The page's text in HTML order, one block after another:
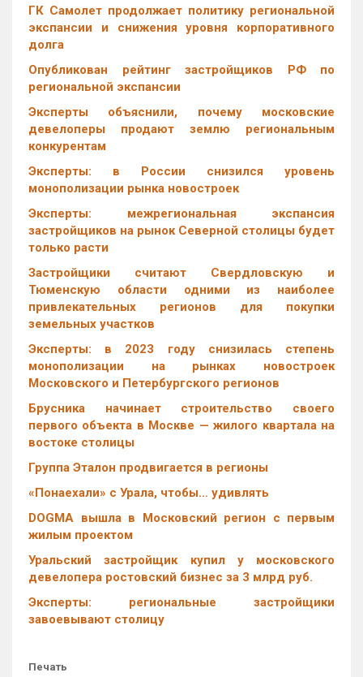
ГК Самолет продолжает политику региональной
экспансии и снижения уровня корпоративного
долга
Опубликован рейтинг застройщиков РФ по
региональной экспансии
Эксперты объяснили, почему московские
девелоперы продают землю региональным
конкурентам
Эксперты: в России снизился уровень
монополизации рынка новостроек
Эксперты: межрегиональная экспансия
застройщиков на рынок Северной столицы будет
только расти
Застройщики считают Свердловскую и
Тюменскую области одними из наиболее
привлекательных регионов для покупки
земельных участков
Эксперты: в 2023 году снизилась степень
монополизации на рынках новостроек
Московского и Петербургского регионов
Брусника начинает строительство своего
первого объекта в Москве — жилого квартала на
востоке столицы
Группа Эталон продвигается в регионы
«Понаехали» с Урала, чтобы… удивлять
DOGMA вышла в Московский регион с первым
жилым проектом
Уральский застройщик купил у московского
девелопера ростовский бизнес за 3 млрд руб.
Эксперты: региональные застройщики
завоевывают столицу
Печать